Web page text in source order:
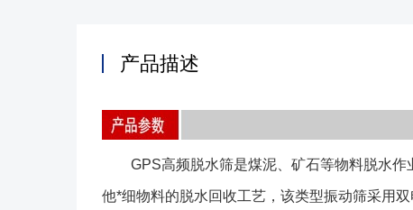
产品描述
GPS高频脱水筛是煤泥、矿石等物料脱水作
他*细物料的脱水回收工艺，该类型振动筛采用